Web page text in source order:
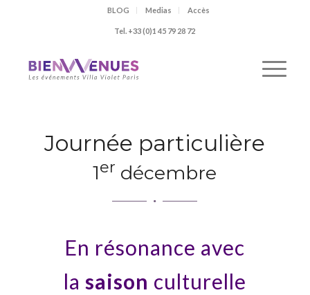
BLOG Medias Accès
Tel. +33 (0)1 45 79 28 72
Journée particulière
1er décembre
En résonance avec
la saison culturelle